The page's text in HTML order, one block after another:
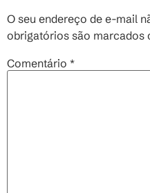
O seu endereço de e-mail
obrigatórios são marcados
Comentário *